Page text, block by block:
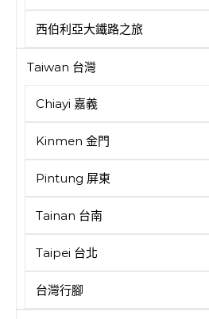
西伯利亞大鐵路之旅
Taiwan 台灣
Chiayi 嘉義
Kinmen 金門
Pintung 屏東
Tainan 台南
Taipei 台北
台灣行腳